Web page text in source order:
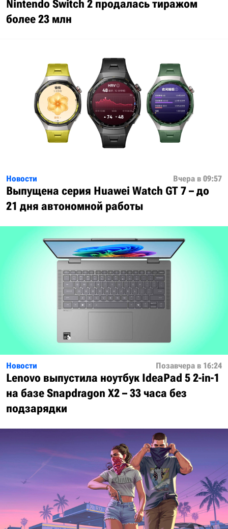
Nintendo Switch 2 продалась тиражом
более 23 млн
Новости Вчера в 09:57
Выпущена серия Huawei Watch GT 7 – до
21 дня автономной работы
Новости Позавчера в 16:24
Lenovo выпустила ноутбук IdeaPad 5 2-in-1
на базе Snapdragon X2 – 33 часа без
подзарядки